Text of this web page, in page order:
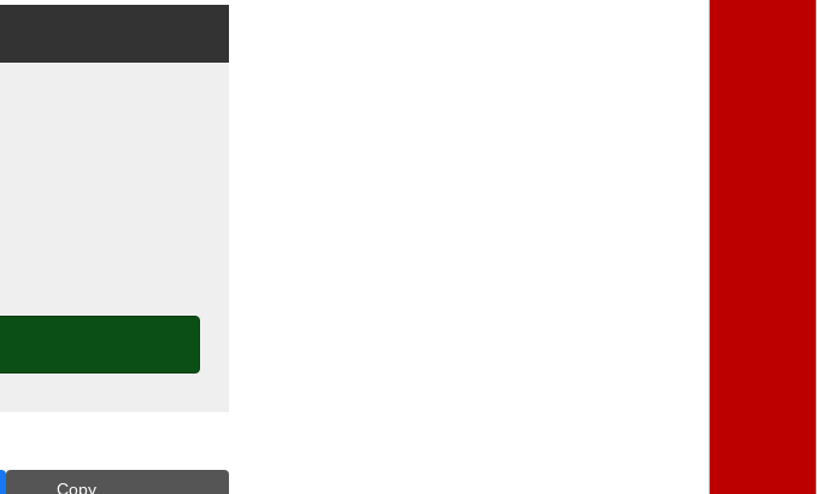
Copy